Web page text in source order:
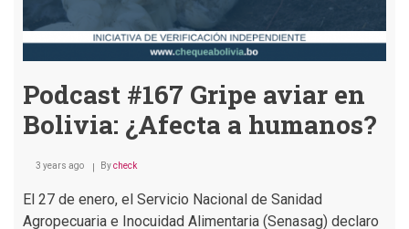
Podcast #167 Gripe aviar en
Bolivia: ¿Afecta a humanos?
3 years ago Bycheck
El 27 de enero, el Servicio Nacional de Sanidad
Agropecuaria e Inocuidad Alimentaria (Senasag) declaro